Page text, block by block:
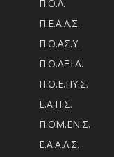
Π.Ο.Λ.
Π.Ε.Α.Λ.Σ.
Π.Ο.ΑΣ.Υ.
Π.Ο.ΑΞΙ.Α.
Π.Ο.Ε.ΠΥ.Σ.
Ε.Α.Π.Σ.
Π.ΟM.EN.Σ.
Ε.Α.Α.Λ.Σ.